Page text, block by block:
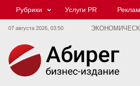
Рубрики Услуги PR
07 августа 2026, 03:50